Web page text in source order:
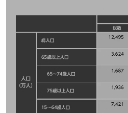
モビリティ
製造・建設業
小売業
キーワードで探す
モバイルTOP